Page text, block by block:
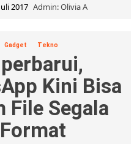
2017 Admin: Olivia A
Gadget Tekno
Kini Bisa
File Segala
Format